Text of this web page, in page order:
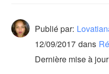
Publié par:
12/09/2017 dans
Dernière mise à